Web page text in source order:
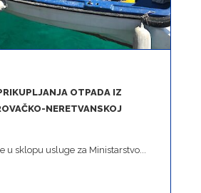
OTPADA IZ
NERETVANSKOJ
u sklopu usluge za Ministarstvo...